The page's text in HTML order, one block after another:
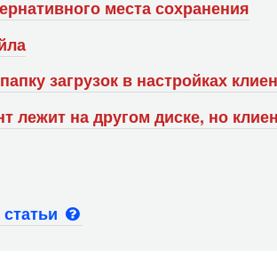
места сохранения
загрузок в настройках
лежит на другом диске, но